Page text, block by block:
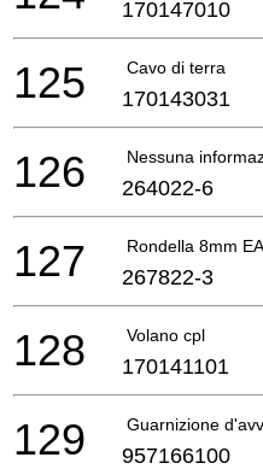
170147010
Cavo di terra
125 170143031
Nessuna
126 264022-6
Rondella 8mm
127 267822-3
Volano cpl
128 170141101
Guarnizione
129 957166100